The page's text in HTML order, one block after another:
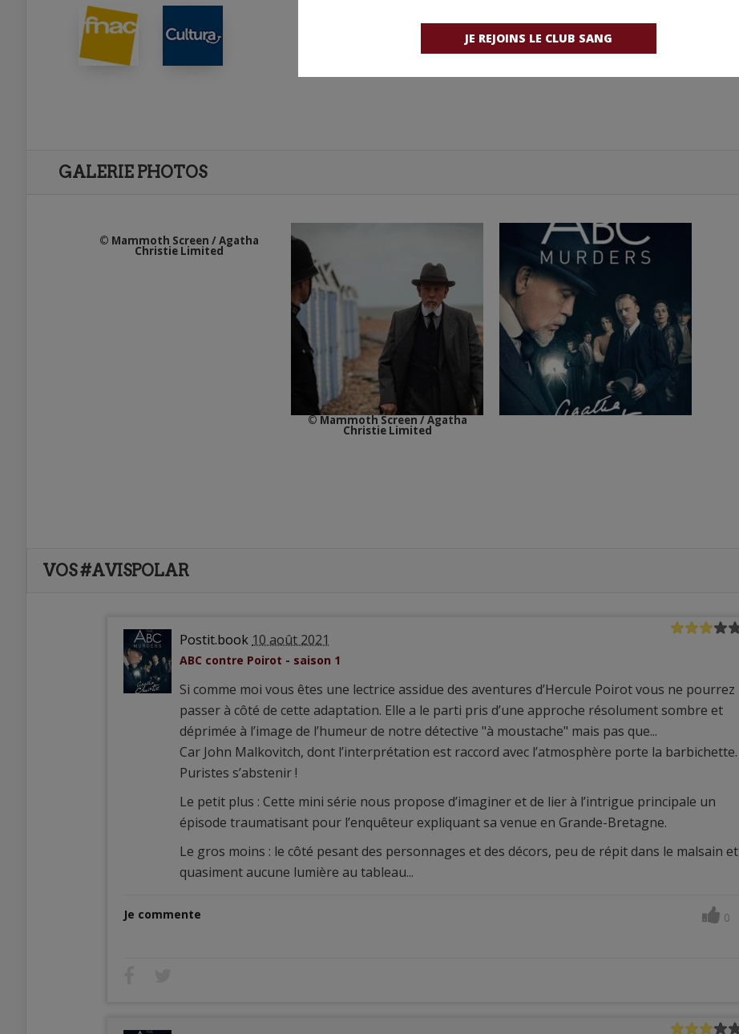
JE REJOINS LE CLUB SANG
GALERIE PHOTOS
© Mammoth Screen / Agatha
Christie Limited
© Mammoth Screen / Agatha
Christie Limited
VOS #AVISPOLAR
Postit.book 10 août 2021
ABC contre Poirot - saison 1
Si comme moi vous êtes une lectrice assidue des aventures d’Hercule Poirot vous ne pourrez
passer à côté de cette adaptation. Elle a le parti pris d’une approche résolument sombre et
déprimée à l’image de l’humeur de notre détective "à moustache" mais pas que...
Car John Malkovitch, dont l’interprétation est raccord avec l’atmosphère porte la barbichette.
Puristes s’abstenir !
Le petit plus : Cette mini série nous propose d’imaginer et de lier à l’intrigue principale un
épisode traumatisant pour l’enquêteur expliquant sa venue en Grande-Bretagne.
Le gros moins : le côté pesant des personnages et des décors, peu de répit dans le malsain et
quasiment aucune lumière au tableau...
Je commente 0